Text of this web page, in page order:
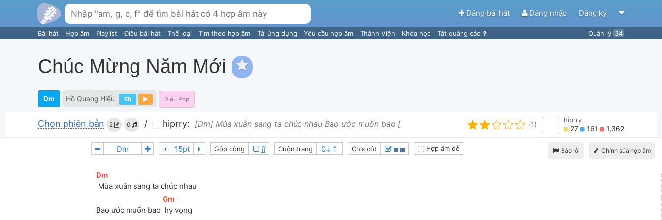
Đăng bài hát Đăng nhập Đăng ký
Bài hát Hợp âm Playlist Điệu bài hát Thể loại Tìm theo hợp âm Tải ứng dụng Yêu cầu hợp âm Thành Viên Khóa học Tắt quảng cáo Quản lý 34
Chúc Mừng Năm Mới
Dm Hồ Quang Hiếu Eb Điệu Pop
Chọn phiên bản 2 0 / hiprry: [Dm] Mùa xuân sang ta chúc nhau Bao ước muốn bao [ (1)
hiprry
27 161 1,362
Báo lỗi Chỉnh sửa hợp âm
Gộp dòng ∬ Cuộn trang Chia cột ≣≣ Hợp âm dễ
[Dm
Mùa xuân sang ta chúc nhau
Bao ước muốn bao
[
Gm
hy vọng